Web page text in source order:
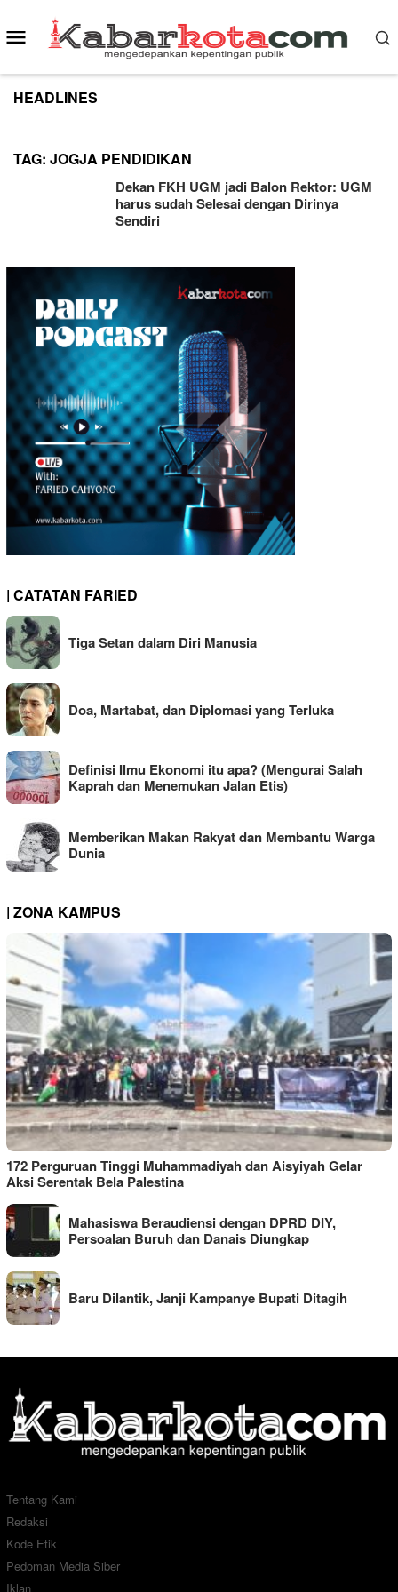
to
content
Mobile
Menu
HEADLINES
TAG: JOGJA PENDIDIKAN
Dekan FKH UGM jadi Balon Rektor: UGM
harus sudah Selesai dengan Dirinya
Sendiri
| CATATAN FARIED
Tiga Setan dalam Diri Manusia
Doa, Martabat, dan Diplomasi yang Terluka
Definisi Ilmu Ekonomi itu apa? (Mengurai Salah
Kaprah dan Menemukan Jalan Etis)
Memberikan Makan Rakyat dan Membantu Warga
Dunia
| ZONA KAMPUS
172 Perguruan Tinggi Muhammadiyah dan Aisyiyah Gelar
Aksi Serentak Bela Palestina
Mahasiswa Beraudiensi dengan DPRD DIY,
Persoalan Buruh dan Danais Diungkap
Baru Dilantik, Janji Kampanye Bupati Ditagih
Tentang Kami
Redaksi
Kode Etik
Pedoman Media Siber
Iklan